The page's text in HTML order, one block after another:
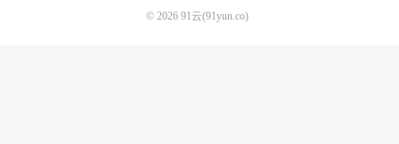
© 2026 91云(91yun.co)